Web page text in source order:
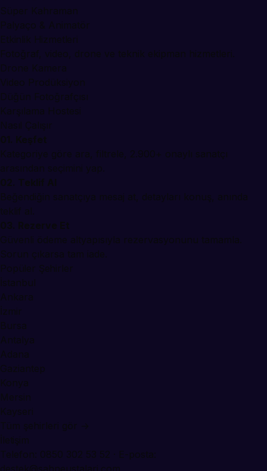
Süper Kahraman
Palyaço & Animatör
Etkinlik Hizmetleri
Fotoğraf, video, drone ve teknik ekipman hizmetleri.
Drone Kamera
Video Prodüksiyon
Düğün Fotoğrafçısı
Karşılama Hostesi
Nasıl Çalışır
01. Keşfet
Kategoriye göre ara, filtrele, 2.900+ onaylı sanatçı
arasından seçimini yap.
02. Teklif Al
Beğendiğin sanatçıya mesaj at, detayları konuş, anında
teklif al.
03. Rezerve Et
Güvenli ödeme altyapısıyla rezervasyonunu tamamla.
Sorun çıkarsa tam iade.
Popüler Şehirler
İstanbul
Ankara
İzmir
Bursa
Antalya
Adana
Gaziantep
Konya
Mersin
Kayseri
Tüm şehirleri gör →
İletişim
Telefon:
0850 302 53 52 · E-posta:
destek@sahneustalari.com